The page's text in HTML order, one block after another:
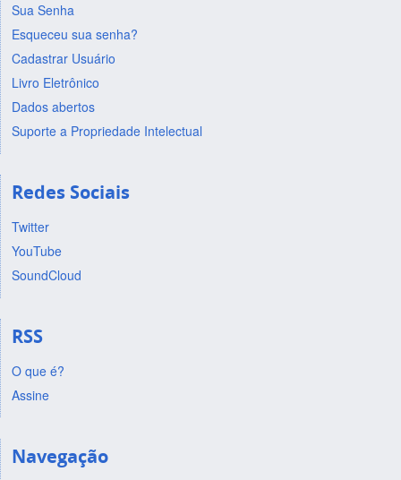
Sua Senha
Esqueceu sua senha?
Cadastrar Usuário
Livro Eletrônico
Dados abertos
Suporte a Propriedade Intelectual
Redes Sociais
Twitter
YouTube
SoundCloud
RSS
O que é?
Assine
Navegação